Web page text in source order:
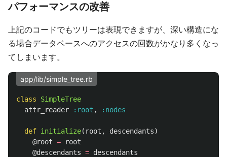
パフォーマンスの改善
上記のコードでもツリーは表現できますが、深い構造にな
る場合データベースへのアクセスの回数がかなり多くなっ
てしまいます。
app/lib/simple_tree.rb
class
SimpleTree
attr_reader
:root , :nodes
def initialize( root , descendants)
@root =
root
@descendants = descendants